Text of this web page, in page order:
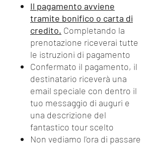
Il pagamento avviene
tramite bonifico o carta di
credito. Completando la
prenotazione riceverai tutte
le istruzioni di pagamento
Confermato il pagamento, il
destinatario riceverà una
email speciale con dentro il
tuo messaggio di auguri e
una descrizione del
fantastico tour scelto
Non vediamo l'ora di passare